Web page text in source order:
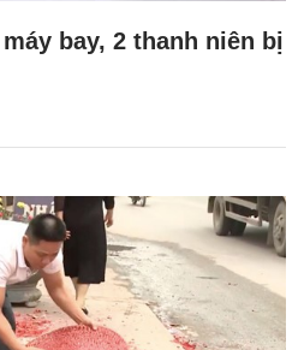
bay, 2 thanh niên bị